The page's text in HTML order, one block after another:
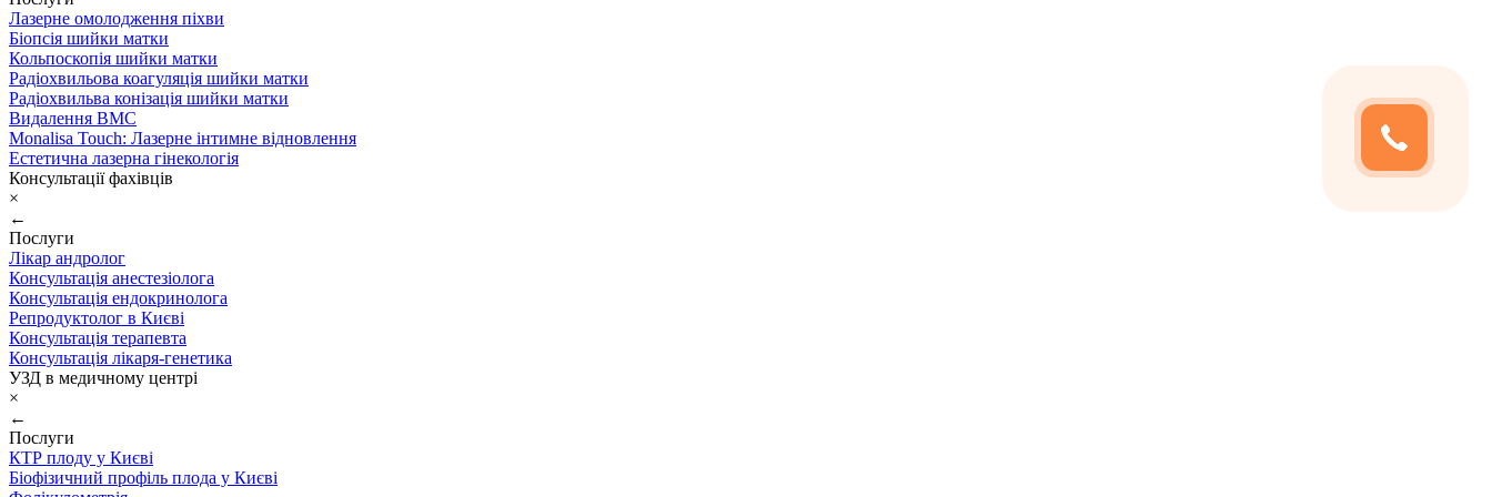
Лазерне омолодження піхви
Біопсія шийки матки
Кольпоскопія шийки матки
Радіохвильова коагуляція шийки матки
Радіохвильва конізація шийки матки
Видалення ВМС
Monalisa Touch: Лазерне інтимне відновлення
Естетична лазерна гінекологія
Консультації фахівців
×
←
Послуги
Лікар андролог
Консультація анестезіолога
Консультація ендокринолога
Репродуктолог в Києві
Консультація терапевта
Консультація лікаря-генетика
УЗД в медичному центрі
×
←
Послуги
КТР плоду у Києві
Біофізичний профіль плода у Києві